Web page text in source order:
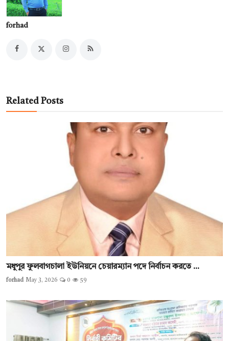
forhad
Related Posts
মধুপুর ফুলবাগচালা ইউনিয়নে চেয়ারম্যান পদে নির্বাচন করতে ...
forhad May 3, 2026 0 59